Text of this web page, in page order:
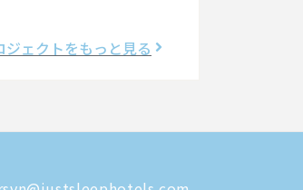
ジェクトをもっと見る